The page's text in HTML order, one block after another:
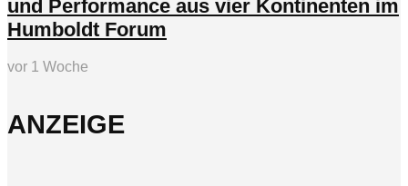
und Performance aus vier Kontinenten im
Humboldt Forum
vor 1 Woche
ANZEIGE